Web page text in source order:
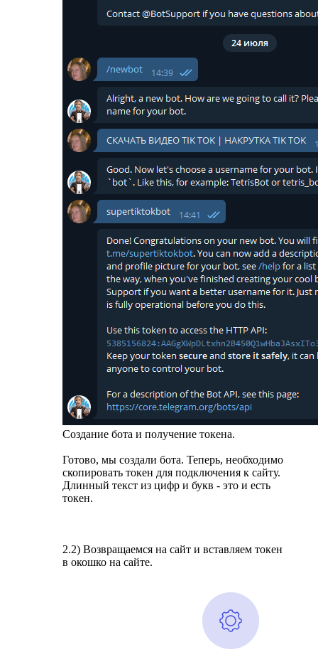
Создание бота и получение токена.
Готово, мы создали бота. Теперь, необходимо
скопировать токен для подключения к сайту.
Длинный текст из цифр и букв - это и есть
токен.
2.2) Возвращаемся на сайт и вставляем токен
в окошко на сайте.